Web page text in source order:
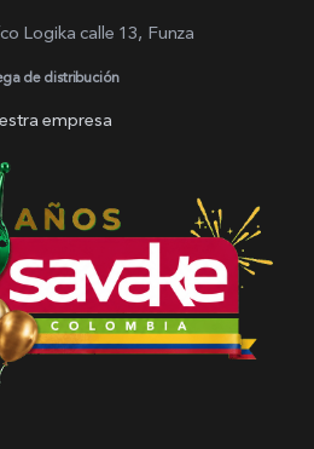
Logika calle 13, Funza
de distribución
empresa